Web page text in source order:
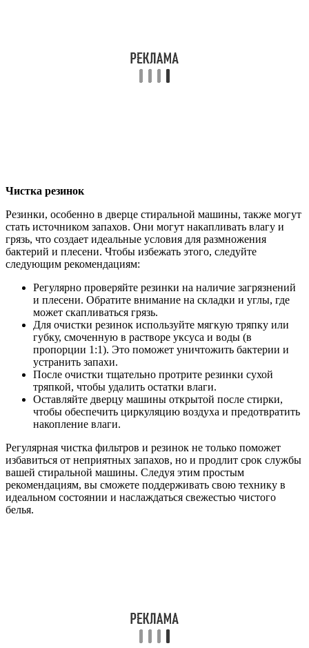
Чистка резинок
Резинки, особенно в дверце стиральной машины, также могут
стать источником запахов. Они могут накапливать влагу и
грязь, что создает идеальные условия для размножения
бактерий и плесени. Чтобы избежать этого, следуйте
следующим рекомендациям:
Регулярно проверяйте резинки на наличие загрязнений
и плесени. Обратите внимание на складки и углы, где
может скапливаться грязь.
Для очистки резинок используйте мягкую тряпку или
губку, смоченную в растворе уксуса и воды (в
пропорции 1:1). Это поможет уничтожить бактерии и
устранить запахи.
После очистки тщательно протрите резинки сухой
тряпкой, чтобы удалить остатки влаги.
Оставляйте дверцу машины открытой после стирки,
чтобы обеспечить циркуляцию воздуха и предотвратить
накопление влаги.
Регулярная чистка фильтров и резинок не только поможет
избавиться от неприятных запахов, но и продлит срок службы
вашей стиральной машины. Следуя этим простым
рекомендациям, вы сможете поддерживать свою технику в
идеальном состоянии и наслаждаться свежестью чистого
белья.